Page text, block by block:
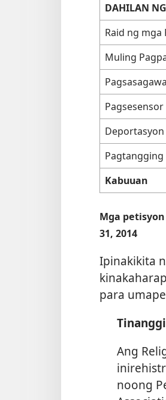
DAHILAN
Raid ng mga
Muling
Pagsesensor
Deportasyon
Kabuuan
Mga
31, 2014
Ipinakikita
para
Ang
noong